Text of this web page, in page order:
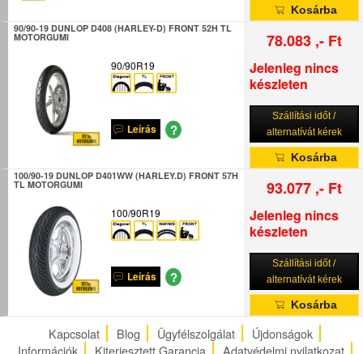
Kosárba
90/90-19 DUNLOP D408 (HARLEY-D) FRONT 52H TL
MOTORGUMI
90/90R19
Leírás ?
78.083 ,- Ft
Jelenleg nincs
készleten
Szállítási időt /
alternatívát kérek
Kosárba
100/90-19 DUNLOP D401WW (HARLEY.D) FRONT 57H
TL MOTORGUMI
100/90R19
Leírás ?
93.077 ,- Ft
Jelenleg nincs
készleten
Szállítási időt /
alternatívát kérek
Kosárba
Kapcsolat Blog Ügyfélszolgálat
Újdonságok
Információk
Kiterjesztett Garancia Adatvédelmi nyilatkozat